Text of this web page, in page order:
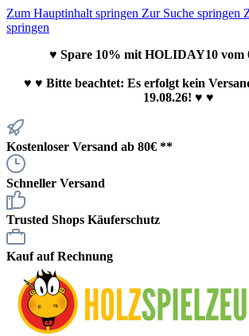
Zum Hauptinhalt springen Zur Suche springen
springen
♥ Spare 10% mit HOLIDAY10 vom
♥ ♥ Bitte beachtet: Es erfolgt kein
19.08.26! ♥ ♥
Kostenloser Versand ab 80€ **
Schneller Versand
Trusted Shops Käuferschutz
Kauf auf Rechnung